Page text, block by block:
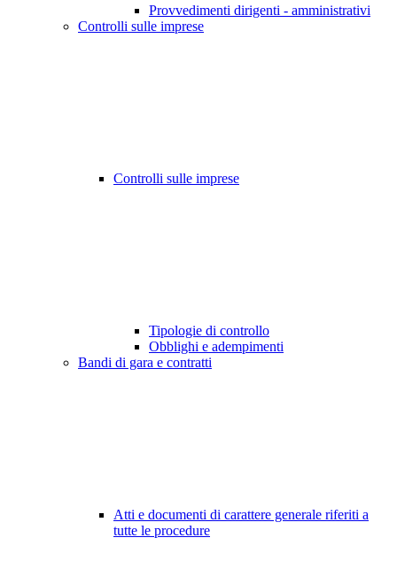
Provvedimenti dirigenti - amministrativi
Controlli sulle imprese
Controlli sulle imprese
Tipologie di controllo
Obblighi e adempimenti
Bandi di gara e contratti
Atti e documenti di carattere generale riferiti a
tutte le procedure